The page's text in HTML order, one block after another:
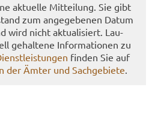
ak­tu­el­le Mit­tei­lung. Sie gibt
zum an­ge­ge­be­nen Datum
wird nicht ak­tua­li­siert. Lau­
ge­hal­te­ne In­for­ma­tio­nen zu
fin­den Sie auf
der Ämter und Sach­ge­bie­te.